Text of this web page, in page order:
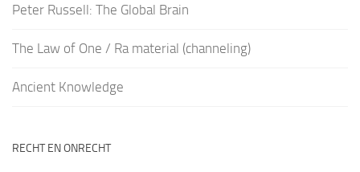
Peter Russell: The Global Brain
The Law of One / Ra material (channeling)
Ancient Knowledge
RECHT EN ONRECHT